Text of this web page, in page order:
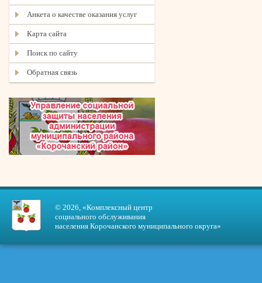
Анкета о качестве оказания услуг
Карта сайта
Поиск по сайту
Обратная связь
© 2026, «Комплексный центр
социального обслуживания
населения Корочанского муниципального округа»